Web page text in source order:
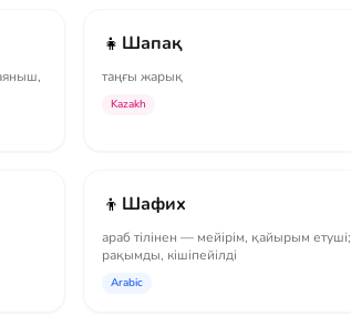
👧 Шапақ
таңғы жарық
Kazakh
👦 Шафих
араб тілінен — мейірім, қайырым етуші;
рақымды, кішіпейілді
Arabic